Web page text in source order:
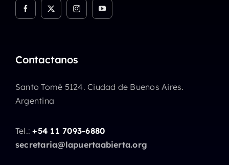
Contactanos
Santo Tomé 5124. Ciudad de Buenos Aires.
Argentina
Tel.:+54 11 7093-6880
secretaria@lapuertaabierta.org